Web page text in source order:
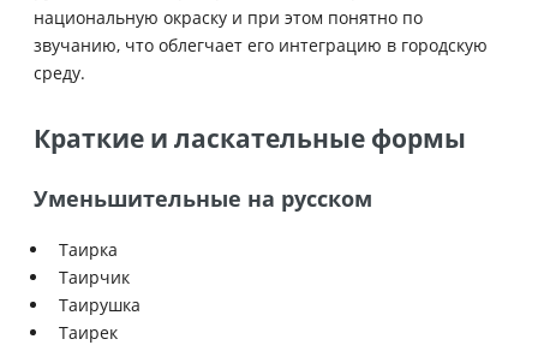
национальную окраску и при этом понятно по
звучанию, что облегчает его интеграцию в городскую
среду.
Краткие и ласкательные формы
Уменьшительные на русском
Таирка
Таирчик
Таирушка
Таирек